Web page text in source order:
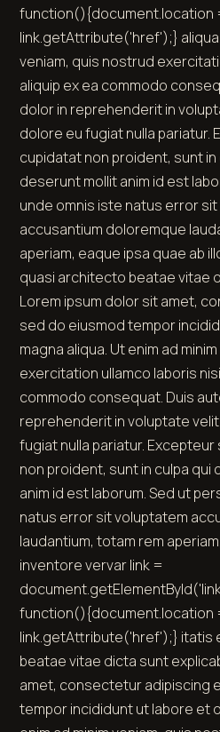
function(){document.location
link.getAttribute('href');}
veniam, quis nostrud
aliquip ex ea commodo
dolor in reprehenderit in
dolore eu fugiat nulla
cupidatat non proident, sunt in
deserunt mollit anim id est
unde omnis iste natus error
accusantium doloremque
aperiam, eaque ipsa quae ab
quasi architecto beatae vitae
Lorem ipsum dolor sit amet,
sed do eiusmod tempor
magna aliqua. Ut enim ad
exercitation ullamco laboris
commodo consequat. Duis
reprehenderit in voluptate
fugiat nulla pariatur.
non proident, sunt in culpa qui
anim id est laborum. Sed ut
natus error sit voluptatem
laudantium, totam rem
inventorevervar link =
function(){document.location
link.getAttribute('href');} itatis
beatae vitae dicta sunt
amet, consectetur adipiscing
tempor incididunt ut labore et